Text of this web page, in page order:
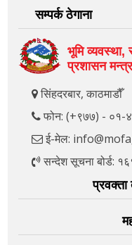
सम्पर्क ठेगाना
भूमि व्यवस्था,
प्रशासन
सिंहदरबार, काठमाडौँ
फोन: (+९७७) - ०१-
ई-मेल:
सन्देश सूचना बोर्ड:
प्रवक्ता